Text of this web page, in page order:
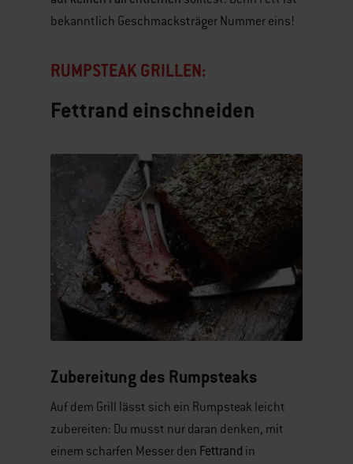
bekanntlich Geschmacksträger Nummer eins!
RUMPSTEAK GRILLEN:
Fettrand einschneiden
Zubereitung des Rumpsteaks
Auf dem Grill lässt sich ein Rumpsteak leicht
zubereiten: Du musst nur daran denken, mit
einem scharfen Messer den Fettrand in